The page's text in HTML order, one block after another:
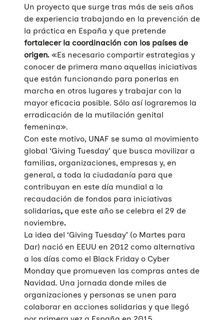
Un proyecto que surge tras más de seis años
de experiencia trabajando en la prevención de
la práctica en España y que pretende
fortalecer la coordinación con los países de
origen. «Es necesario compartir estrategias y
conocer de primera mano aquellas iniciativas
que están funcionando para ponerlas en
marcha en otros lugares y trabajar con la
mayor eficacia posible. Sólo así lograremos la
erradicación de la mutilación genital
femenina».
Con este motivo, UNAF se suma al movimiento
global ‘Giving Tuesday’ que busca movilizar a
familias, organizaciones, empresas y, en
general, a toda la ciudadanía para que
contribuyan en este día mundial a la
recaudación de fondos para iniciativas
solidarias, que este año se celebra el 29 de
noviembre.
La idea del ‘Giving Tuesday’ (o Martes para
Dar) nació en EEUU en 2012 como alternativa
a los días como el Black Friday o Cyber
Monday que promueven las compras antes de
Navidad. Una jornada donde miles de
organizaciones y personas se unen para
colaborar en acciones solidarias y que llegó